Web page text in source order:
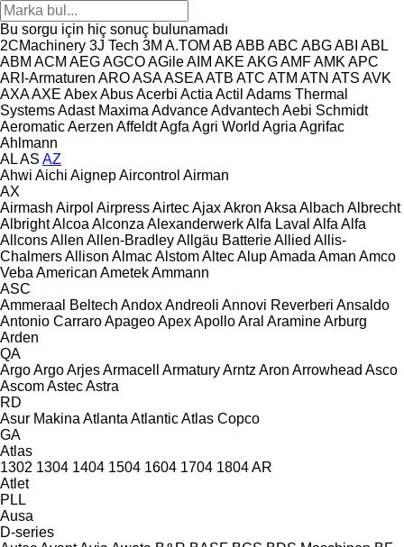
Bu sorgu için hiç sonuç bulunamadı
2CMachinery 3J Tech 3M A.TOM AB ABB ABC ABGABI ABL
ABM ACM AEGAGCOAGileAIM AKE AKGAMFAMK APC
ARI-Armaturen AROASAASEAATB ATC ATM ATN ATS AVK
AXAAXE AbexAbusAcerbi Actia Actil Adams Thermal
SystemsAdast Maxima AdvanceAdvantech Aebi Schmidt
AeromaticAerzen AffeldtAgfa Agri World Agria Agrifac
Ahlmann
ALAS AZ
Ahwi Aichi AignepAircontrol Airman
AX
Airmash Airpol AirpressAirtecAjaxAkron Aksa Albach Albrecht
AlbrightAlcoa Alconza AlexanderwerkAlfa Laval Alfa Alfa
AllconsAllen Allen‑BradleyAllgäu BatterieAllied Allis-
ChalmersAllison AlmacAlstomAltecAlupAmada Aman Amco
Veba American AmetekAmmann
ASC
Ammeraal Beltech AndoxAndreoli Annovi Reverberi Ansaldo
Antonio CarraroApageoApexApolloAral AramineArburg
Arden
QA
ArgoArgoArjesArmacell ArmaturyArntz Aron Arrowhead Asco
AscomAstecAstra
RD
Asur Makina Atlanta AtlanticAtlas Copco
GA
Atlas
1302 1304 1404 1504 1604 1704 1804AR
Atlet
PLL
Ausa
D-series